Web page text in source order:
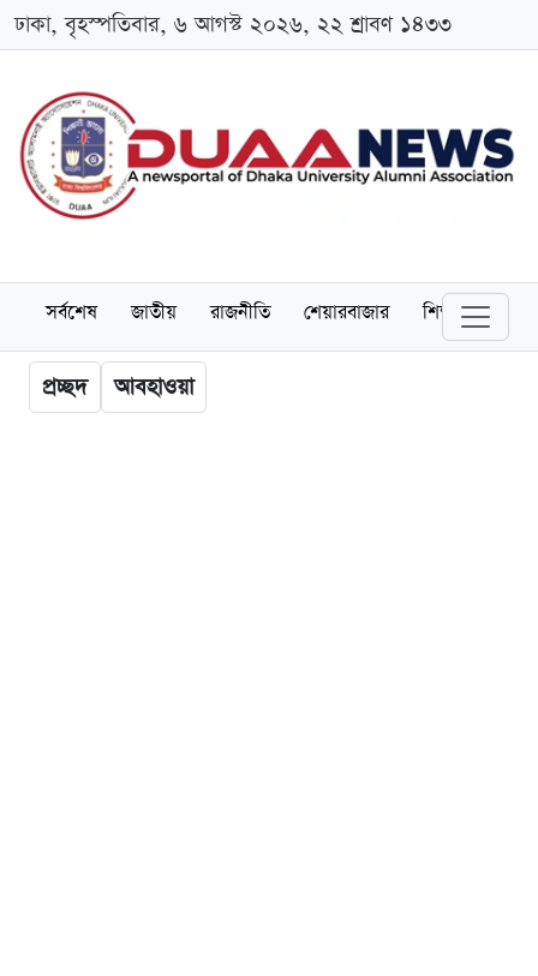
ঢাকা, বৃহস্পতিবার, ৬ আগস্ট ২০২৬, ২২ শ্রাবণ ১৪৩৩
সর্বশেষ জাতীয় রাজনীতি শেয়ারবাজার শিক্ষা
প্রচ্ছদ আবহাওয়া